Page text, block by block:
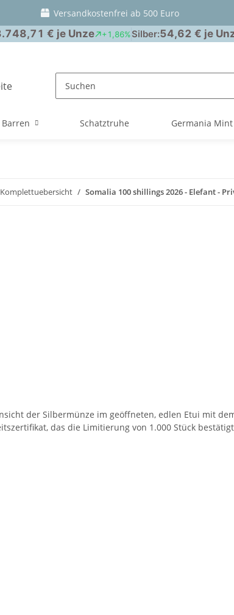
Versandkostenfrei ab 500 Euro
Barren Schatztruhe Germania Mint
Komplettuebersicht Somalia 100 shillings 2026 - Elefant -